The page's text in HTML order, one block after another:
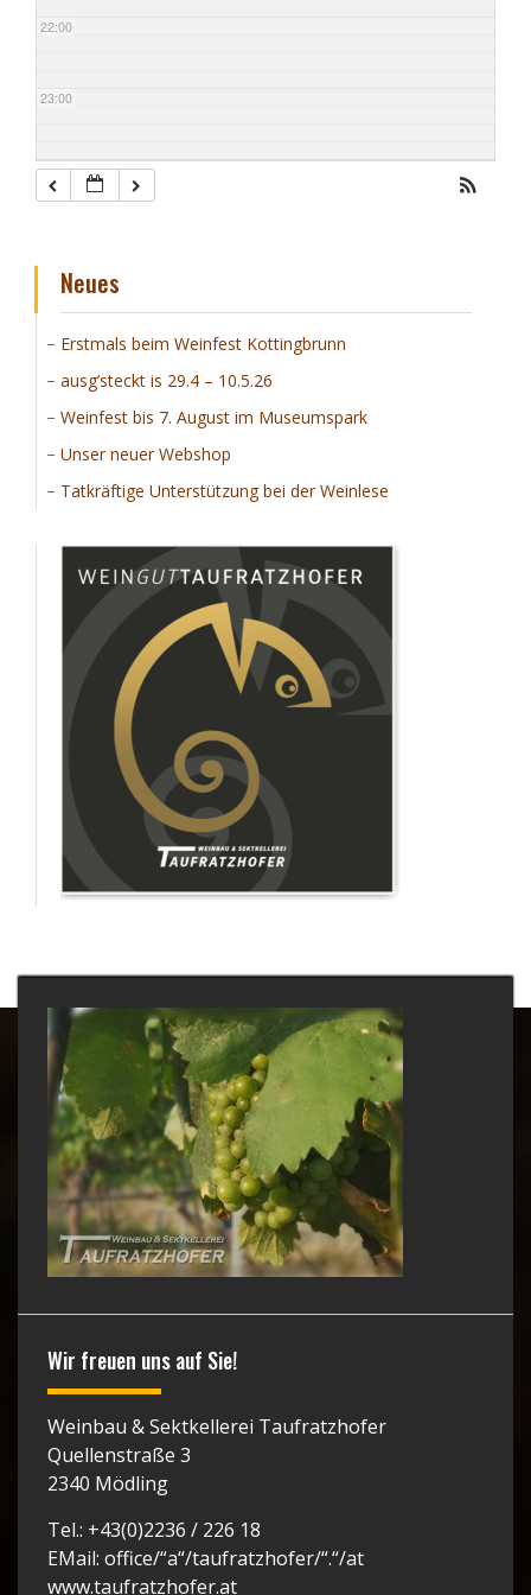
22:00
23:00
Neues
Erstmals beim Weinfest Kottingbrunn
ausg’steckt is 29.4 – 10.5.26
Weinfest bis 7. August im Museumspark
Unser neuer Webshop
Tatkräftige Unterstützung bei der Weinlese
Wir freuen uns auf Sie!
Weinbau & Sektkellerei Taufratzhofer
Quellenstraße 3
2340 Mödling
Tel.: +43(0)2236 / 226 18
EMail: office/“a“/taufratzhofer/“.“/at
www.taufratzhofer.at